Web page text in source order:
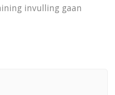
invulling gaan